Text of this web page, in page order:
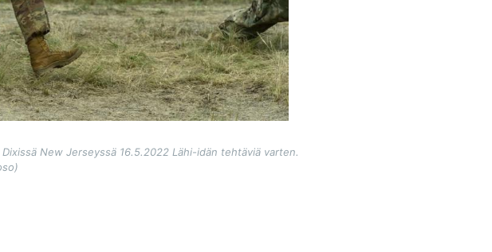
New Jerseyssä 16.5.2022 Lähi-idän tehtäviä varten.